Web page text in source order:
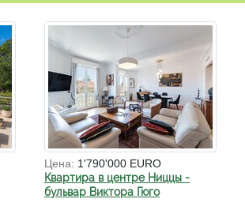
Цена: 1'790'000 EURO
Квартира в центре Ниццы -
бульвар Виктора Гюго